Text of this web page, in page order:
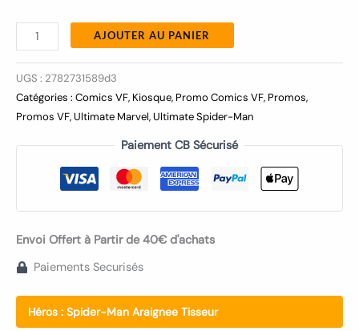
AJOUTER AU PANIER
UGS : 2782731589d3
Catégories : Comics VF, Kiosque, Promo Comics VF, Promos,
Promos VF,Ultimate Marvel,Ultimate Spider-Man
Paiement CB Sécurisé
Envoi Offert à Partir de 40€ d'achats
Paiements Securisés
Héros : Spider-Man Araignee Tisseur